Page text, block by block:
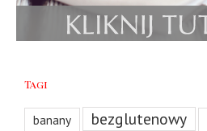
Tagi
banany bezglutenowy